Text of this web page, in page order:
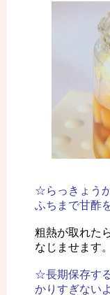
☆らっきょう
ふちまで甘酢
粗熱が取れた
なじませます。
☆長期保存す
かりすぎない